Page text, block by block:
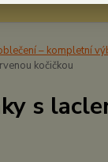
– kompletní
kočičkou
s